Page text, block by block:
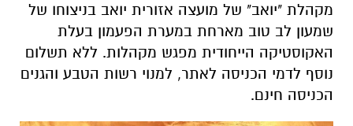
מקהלת "יואב" של מועצה אזורית יואב בניצוחו של
שמעון לב טוב מארחת במערת הפעמון בעלת
האקוסטיקה הייחודית מפגש מקהלות. ללא תשלום
נוסף לדמי הכניסה לאתר, למנוי רשות הטבע והגנים
הכניסה חינם.